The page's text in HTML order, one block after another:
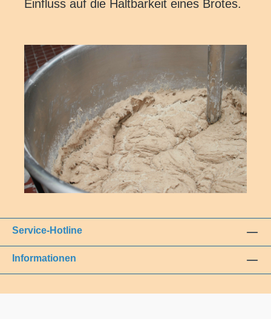
Einfluss auf die Haltbarkeit eines Brotes.
Service-Hotline
Informationen